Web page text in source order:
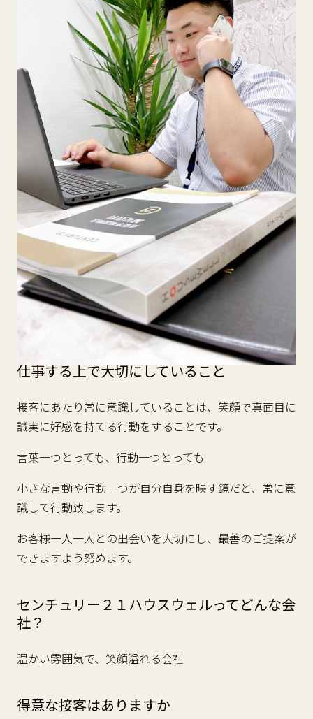
仕事する上で大切にしていること
接客にあたり常に意識していることは、笑顔で真面目に
誠実に好感を持てる行動をすることです。
言葉一つとっても、行動一つとっても
小さな言動や行動一つが自分自身を映す鏡だと、常に意
識して行動致します。
お客様一人一人との出会いを大切にし、最善のご提案が
できますよう努めます。
センチュリー２１ハウスウェルってどんな会
社？
温かい雰囲気で、笑顔溢れる会社
得意な接客はありますか